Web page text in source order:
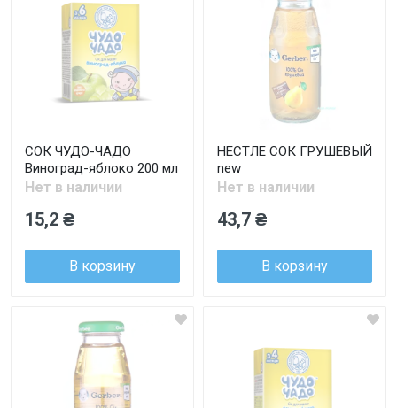
СОК ЧУДО-ЧАДО
Виноград-яблоко 200 мл
Нет в наличии
15,2 ₴
В корзину
НЕСТЛЕ СОК ГРУШЕВЫЙ
new
Нет в наличии
43,7 ₴
В корзину